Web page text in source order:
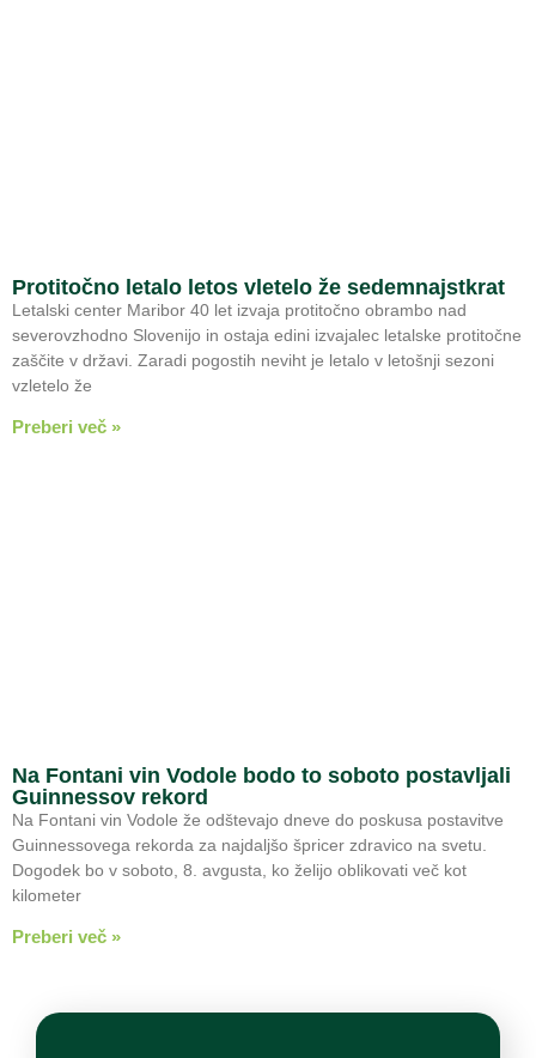
Protitočno letalo letos vletelo že sedemnajstkrat
Letalski center Maribor 40 let izvaja protitočno obrambo nad
severovzhodno Slovenijo in ostaja edini izvajalec letalske protitočne
zaščite v državi. Zaradi pogostih neviht je letalo v letošnji sezoni
vzletelo že
Preberi več »
Na Fontani vin Vodole bodo to soboto postavljali
Guinnessov rekord
Na Fontani vin Vodole že odštevajo dneve do poskusa postavitve
Guinnessovega rekorda za najdaljšo špricer zdravico na svetu.
Dogodek bo v soboto, 8. avgusta, ko želijo oblikovati več kot
kilometer
Preberi več »